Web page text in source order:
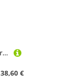
Altura Airstream Damen-Fahrradweste, leicht, wasserabweisend, verstaubar, Limettengrün – 14
38,60 €